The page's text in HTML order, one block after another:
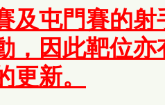
及屯門賽的
，因此靶位
新。